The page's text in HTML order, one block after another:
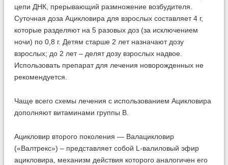
цепи ДНК, прерывающий размножение возбудителя.
Суточная доза Ацикловира для взрослых составляет 4 г,
которые разделяют на 5 разовых доз (за исключением
ночи) по 0,8 г. Детям старше 2 лет назначают дозу
взрослых; до 2 лет – делят дозу взрослых надвое.
Использовать препарат для лечения новорожденных не
рекомендуется.
Чаще всего схемы лечения с использованием Ацикловира
дополняют витаминами группы В.
Ацикловир второго поколения — Валацикловир
(«Валтрекс») – представляет собой L-валиловый эфир
ацикловира, механизм действия которого аналогичен его